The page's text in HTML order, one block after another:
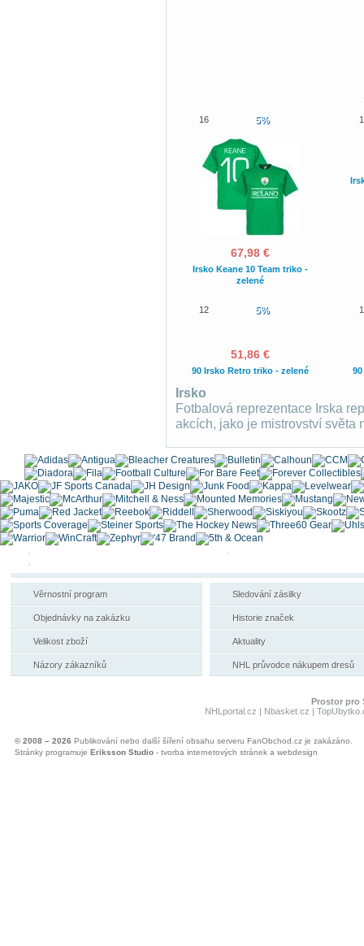
16 5%
67,98 €
Irsko Keane 10 Team triko -
zelené
12 5%
51,86 €
90 Irsko Retro triko - zelené
Irsko
Fotbalová reprezentace Irska
akcích, jako je mistrovství světa
Věrnostní program
Objednávky na zakázku
Velikost zboží
Názory zákazníků
Sledování zásilky
Historie značek
Aktuality
NHL průvodce nákupem dresů
Prostor pro
NHLportal.cz | Nbasket.cz |
© 2008 – 2026 Publikování nebo další šíření obsahu serveru FanObchod.cz je zakázáno.
Stránky programuje Eriksson Studio - tvorba internetových stránek a webdesign